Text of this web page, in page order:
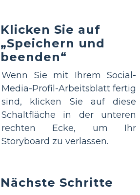
Klicken Sie auf
„Speichern und
beenden“
Wenn Sie mit Ihrem Social-
Media-Profil-Arbeitsblatt fertig
sind, klicken Sie auf diese
Schaltfläche in der unteren
rechten Ecke, um Ihr
Storyboard zu verlassen.
Nächste Schritte